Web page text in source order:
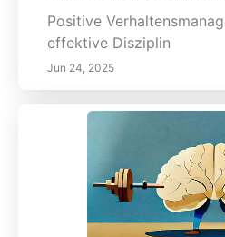
Positive
effektive Disziplin
Jun 24, 2025